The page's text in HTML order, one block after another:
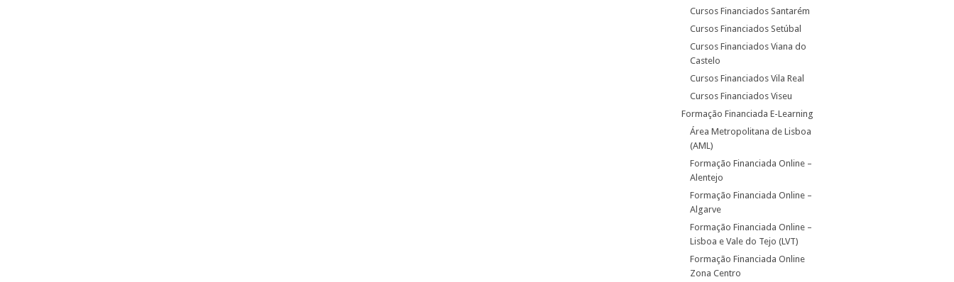
Cursos Financiados Santarém
Cursos Financiados Setúbal
Cursos Financiados Viana do
Castelo
Cursos Financiados Vila Real
Cursos Financiados Viseu
Formação Financiada E-Learning
Área Metropolitana de Lisboa
(AML)
Formação Financiada Online –
Alentejo
Formação Financiada Online –
Algarve
Formação Financiada Online –
Lisboa e Vale do Tejo (LVT)
Formação Financiada Online
Zona Centro